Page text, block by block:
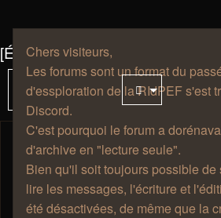
Chers visiteurs,
Les forums sont un format du
d'essploration de la RIdPEF s'est
Discord.
C'est pourquoi le forum a
d'archive en "lecture seule".
Bien qu'il soit toujours possible de
lire les messages, l'écriture et
été désactivées, de même que la
[Événement] La p'tite bête qui
Sujet
verrouillé
Thaldrïn